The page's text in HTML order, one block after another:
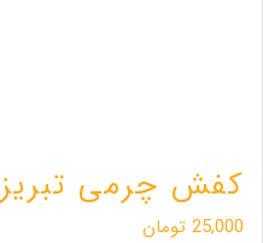
کفش چرمی تبریز
25,000 تومان